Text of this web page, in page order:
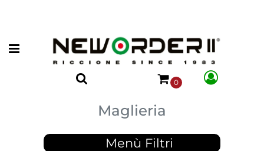
Open menu
0
Maglieria
Menù Filtri